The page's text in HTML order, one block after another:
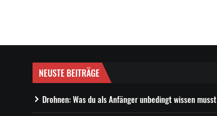
NEUSTE BEITRÄGE
Drohnen: Was du als Anfänger unbedingt wissen musst